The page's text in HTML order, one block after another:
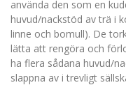
använda den som en
huvud/nackstöd av trä i
linne och bomull). De
lätta att rengöra och
ha flera sådana huvud/
slappna av i trevligt